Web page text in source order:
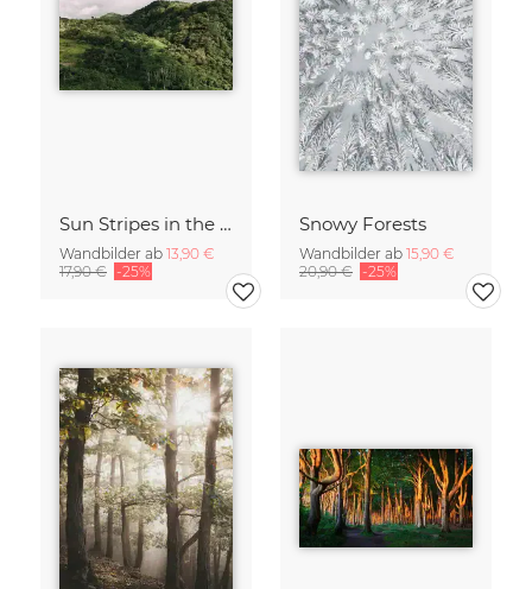
Sun Stripes in the Jungle Camiguin Philippines
Wandbilder ab 13,90 €
17,90 € -25%
Snowy Forests
Wandbilder ab 15,90 €
20,90 € -25%